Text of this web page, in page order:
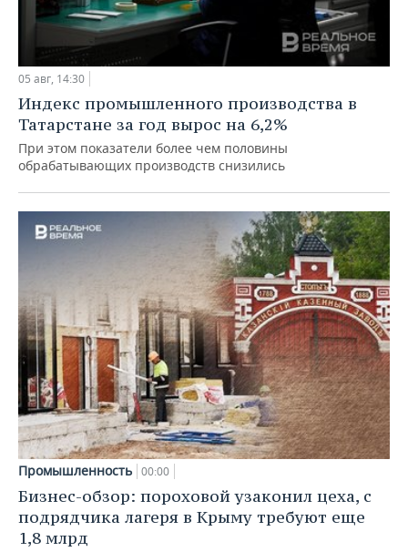
05 авг, 14:30
Индекс промышленного производства в
Татарстане за год вырос на 6,2%
При этом показатели более чем половины
обрабатывающих производств снизились
Промышленность 00:00
Бизнес-обзор: пороховой узаконил цеха, с
подрядчика лагеря в Крыму требуют еще
1,8 млрд